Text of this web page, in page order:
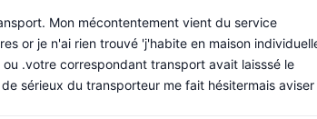
Mon mécontentement vient du service
or je n'ai rien trouvé 'j'habite en maison
.votre correspondant transport avait laisssé le
sérieux du transporteur me fait hésitermais aviser